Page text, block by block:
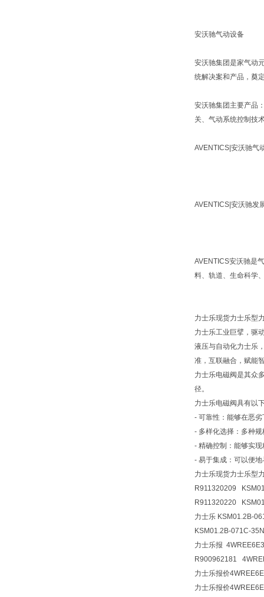
安沃驰气动设备
安沃驰集团是家气动
统解决案和产品，奠
安沃驰集团主要产品
关、气动系统控制技
AVENTICS|安沃驰气
AVENTICS|安沃驰发
AVENTICS安沃驰是
料、轨道、生命科学
力士乐现货力士乐型
力士乐工业巨擘，驱
液压与自动化力士乐
准，互联融合，赋能
力士乐电磁阀是其众
径。
力士乐电磁阀具有以
- 可靠性：能够在恶
- 多样化选择：多种
- 精确控制：能够实
- 易于集成：可以便
力士乐现货力士乐型
R911320209
R911320220
力士乐 KSM01.2B-
KSM01.2B-071C-
力士乐报
R900962181
力士乐报价
力士乐报价